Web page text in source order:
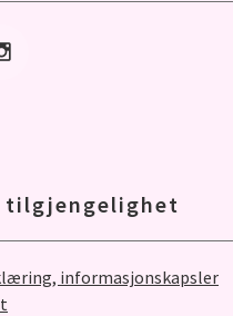
Gå til Instagram
tilgjengelighet
informasjonskapsler